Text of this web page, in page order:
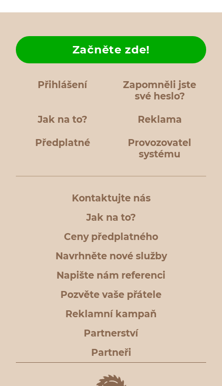
Přihlášení
Zapomněli jste
své heslo?
Jak na to?
Začněte zde!
Reklama
Předplatné
Provozovatel
systému
Kontaktujte nás
Jak na to?
Ceny předplatného
Navrhněte nové služby
Napište nám referenci
Pozvěte vaše přátele
Reklamní kampaň
Partnerství
Partneři